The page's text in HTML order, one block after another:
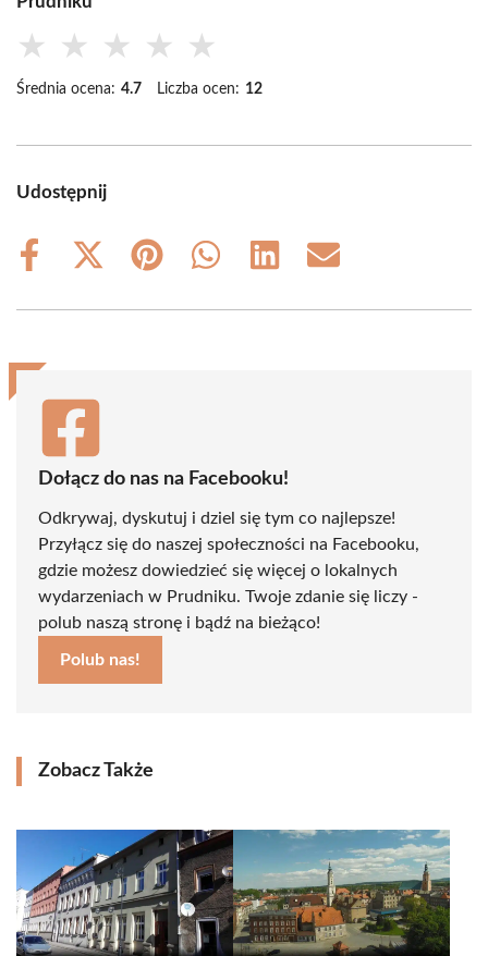
★ ★ ★ ★ ★
Średnia ocena: 4.7 Liczba ocen: 12
Udostępnij
Share
Share
(Twitter)
Share
Share
Share
Share
Dołącz do nas na Facebooku!
Odkrywaj, dyskutuj i dziel się tym co najlepsze!
Przyłącz się do naszej społeczności na Facebooku,
gdzie możesz dowiedzieć się więcej o lokalnych
wydarzeniach w Prudniku. Twoje zdanie się liczy -
polub naszą stronę i bądź na bieżąco!
Polub nas!
Zobacz Także